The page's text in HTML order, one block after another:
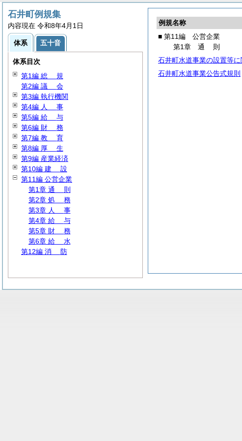
例規名称
■ 第11編 公営企業
第1章 通 則
石井町水道事業の設置等に
石井町水道事業公告式規則
石井町例規集
内容現在 令和8年4月1日
体系 五十音
体系目次
第1編 総 規
第2編 議 会
第3編 執行機関
第4編 人 事
第5編 給 与
第6編 財 務
第7編 教 育
第8編 厚 生
第9編 産業経済
第10編 建 設
第11編 公営企業
第1章 通 則
第2章 処 務
第3章 人 事
第4章 給 与
第5章 財 務
第6章 給 水
第12編 消 防